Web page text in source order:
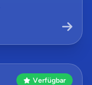
Verfügbar